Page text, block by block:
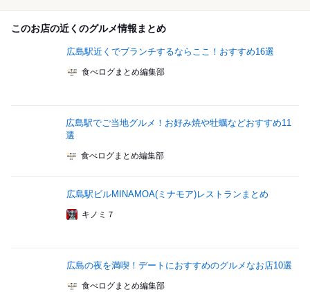
このお店の近くのグルメ情報まとめ
広島駅近くでブランチするならここ！おすすめ16選
食べログまとめ編集部
広島駅でご当地グルメ！お好み焼や牡蠣などおすすめ11
選
食べログまとめ編集部
広島駅ビルMINAMOA(ミナモア)レストランまとめ
キノミ７
広島の夜を満喫！デートにおすすめのグルメなお店10選
食べログまとめ編集部